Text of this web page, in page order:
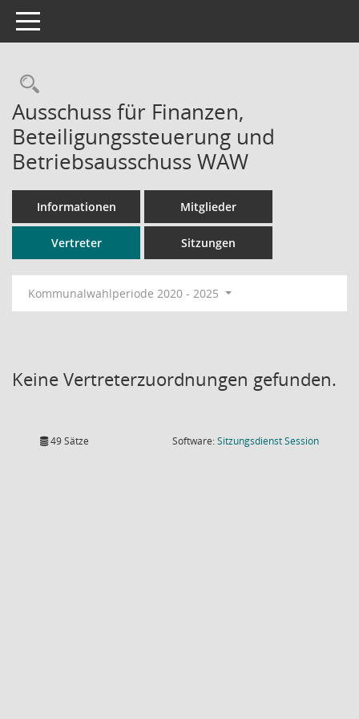
Toggle navigation
Rechercheauswahl
Ausschuss für Finanzen,
Beteiligungssteuerung und
Betriebsausschuss WAW
Informationen Mitglieder
Vertreter Sitzungen
Kommunalwahlperiode 2020 - 2025
Keine Vertreterzuordnungen gefunden.
49 Sätze Software:SitzungsdienstSession(Wird in